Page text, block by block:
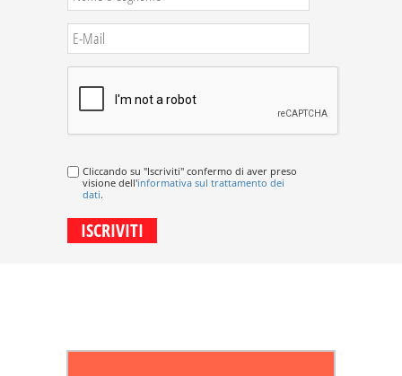
Cliccando su "Iscriviti" confermo di aver preso
visione dell'informativa sul trattamento dei
dati.